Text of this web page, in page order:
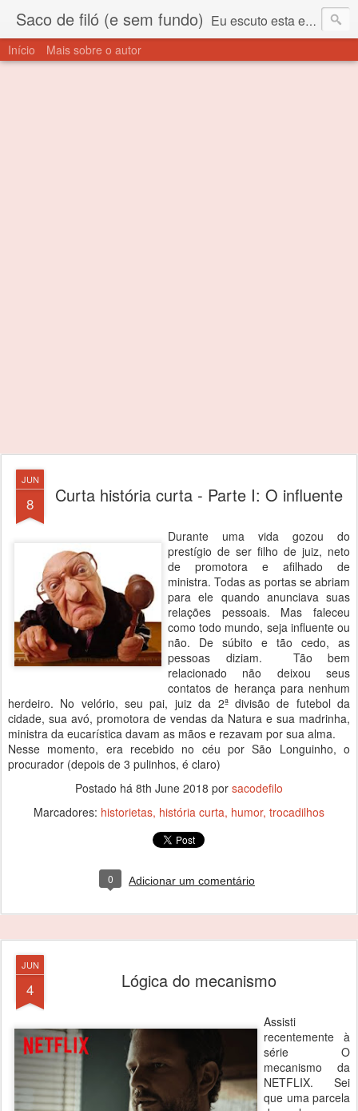
Saco de filó (e sem fundo) Eu escuto esta expressão "saco de filó" desde criança. Para quem não sabe, filó é um tecido todo furadinho e permite que um saco feito com ele, mesmo que muito exposto ao ar soprado para dentro, nunca vai se encher. Aí está o propósito deste nome... Para viver em sociedade tem que ter saco de filó.
Início Mais sobre o autor
JUN
8 Curta história curta - Parte I: O influente
Durante uma vida gozou do
prestígio de ser filho de juiz, neto
de promotora e afilhado de
ministra. Todas as portas se abriam
para ele quando anunciava suas
relações pessoais. Mas faleceu
como todo mundo, seja influente ou
não. De súbito e tão cedo, as
pessoas diziam. Tão bem
relacionado não deixou seus
contatos de herança para nenhum
herdeiro. No velório, seu pai, juiz da 2ª divisão de futebol da
cidade, sua avó, promotora de vendas da Natura e sua madrinha,
ministra da eucarística davam as mãos e rezavam por sua alma.
Nesse momento, era recebido no céu por São Longuinho, o
procurador (depois de 3 pulinhos, é claro)
Postado há 8th June 2018 por sacodefilo
Marcadores: historietas história curta humor trocadilhos
0 Adicionar um comentário
JUN
4 Lógica do mecanismo
Assisti
recentemente à
série O
mecanismo da
NETFLIX. Sei
que uma parcela